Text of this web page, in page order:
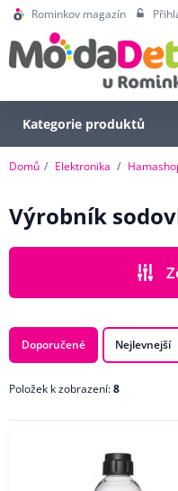
Rominkov magazín
Kategorie produktů
Domů Elektronika
Výrobník
CENA
ZNAČKA
Doporučené Nejlevnejší
Položek k zobrazení:8